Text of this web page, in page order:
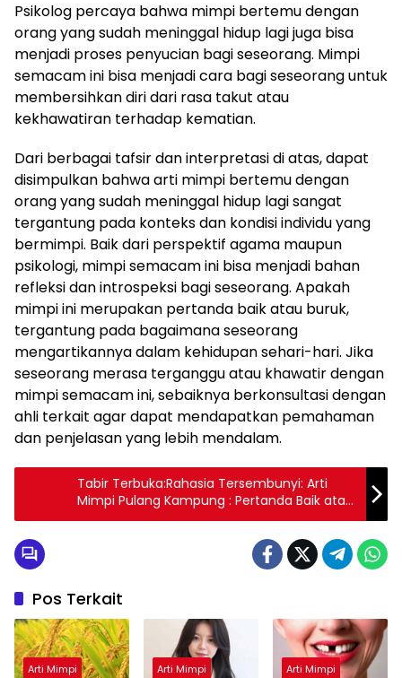
Psikolog percaya bahwa mimpi bertemu dengan
orang yang sudah meninggal hidup lagi juga bisa
menjadi proses penyucian bagi seseorang. Mimpi
semacam ini bisa menjadi cara bagi seseorang untuk
membersihkan diri dari rasa takut atau
kekhawatiran terhadap kematian.
Dari berbagai tafsir dan interpretasi di atas, dapat
disimpulkan bahwa arti mimpi bertemu dengan
orang yang sudah meninggal hidup lagi sangat
tergantung pada konteks dan kondisi individu yang
bermimpi. Baik dari perspektif agama maupun
psikologi, mimpi semacam ini bisa menjadi bahan
refleksi dan introspeksi bagi seseorang. Apakah
mimpi ini merupakan pertanda baik atau buruk,
tergantung pada bagaimana seseorang
mengartikannya dalam kehidupan sehari-hari. Jika
seseorang merasa terganggu atau khawatir dengan
mimpi semacam ini, sebaiknya berkonsultasi dengan
ahli terkait agar dapat mendapatkan pemahaman
dan penjelasan yang lebih mendalam.
Tabir Terbuka:Rahasia Tersembunyi: Arti
Mimpi Pulang Kampung : Pertanda Baik atau
Buruk? Kuak Misterinya!
Pos Terkait
Arti Mimpi Arti Mimpi Arti Mimpi